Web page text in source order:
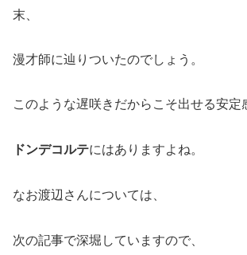
末、
漫才師に辿りついたのでしょう。
このような遅咲きだからこそ出せる安定
ドンデコルテにはありますよね。
なお渡辺さんについては、
次の記事で深堀していますので、